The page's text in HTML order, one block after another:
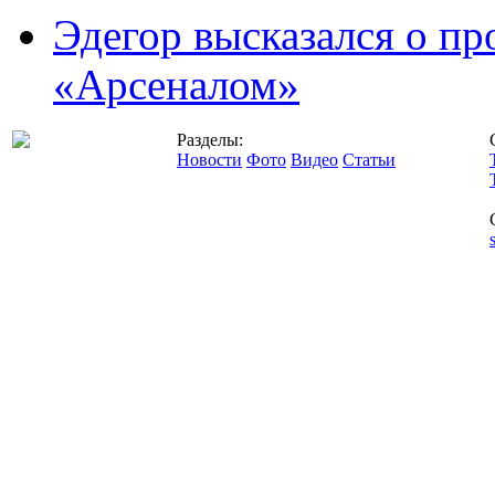
Эдегор высказался о
«Арсеналом»
Разделы:
Новости Фото Видео Статьи